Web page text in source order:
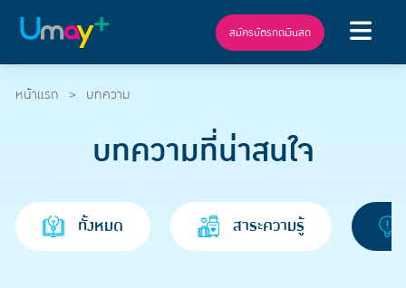
สมัครบัตรกดเงินสด
หน้าแรก บทความ
บทความที่น่าสนใจ
ทั้งหมด สาระความรู้